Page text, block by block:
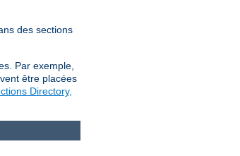
des sections
Par exemple,
être placées
Directory,